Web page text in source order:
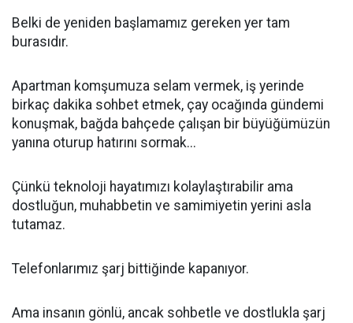
Belki de yeniden başlamamız gereken yer tam
burasıdır.
Apartman komşumuza selam vermek, iş yerinde
birkaç dakika sohbet etmek, çay ocağında gündemi
konuşmak, bağda bahçede çalışan bir büyüğümüzün
yanına oturup hatırını sormak...
Çünkü teknoloji hayatımızı kolaylaştırabilir ama
dostluğun, muhabbetin ve samimiyetin yerini asla
tutamaz.
Telefonlarımız şarj bittiğinde kapanıyor.
Ama insanın gönlü, ancak sohbetle ve dostlukla şarj